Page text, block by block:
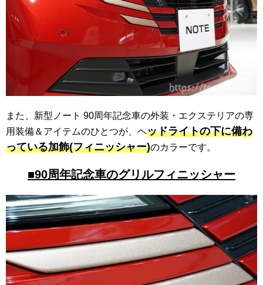
また、新型ノート 90周年記念車の外装・エクステリアの専
用装備＆アイテムのひとつが、ヘッドライトの下に備わ
っている加飾(フィニッシャー)のカラーです。
■90周年記念車のグリルフィニッシャー